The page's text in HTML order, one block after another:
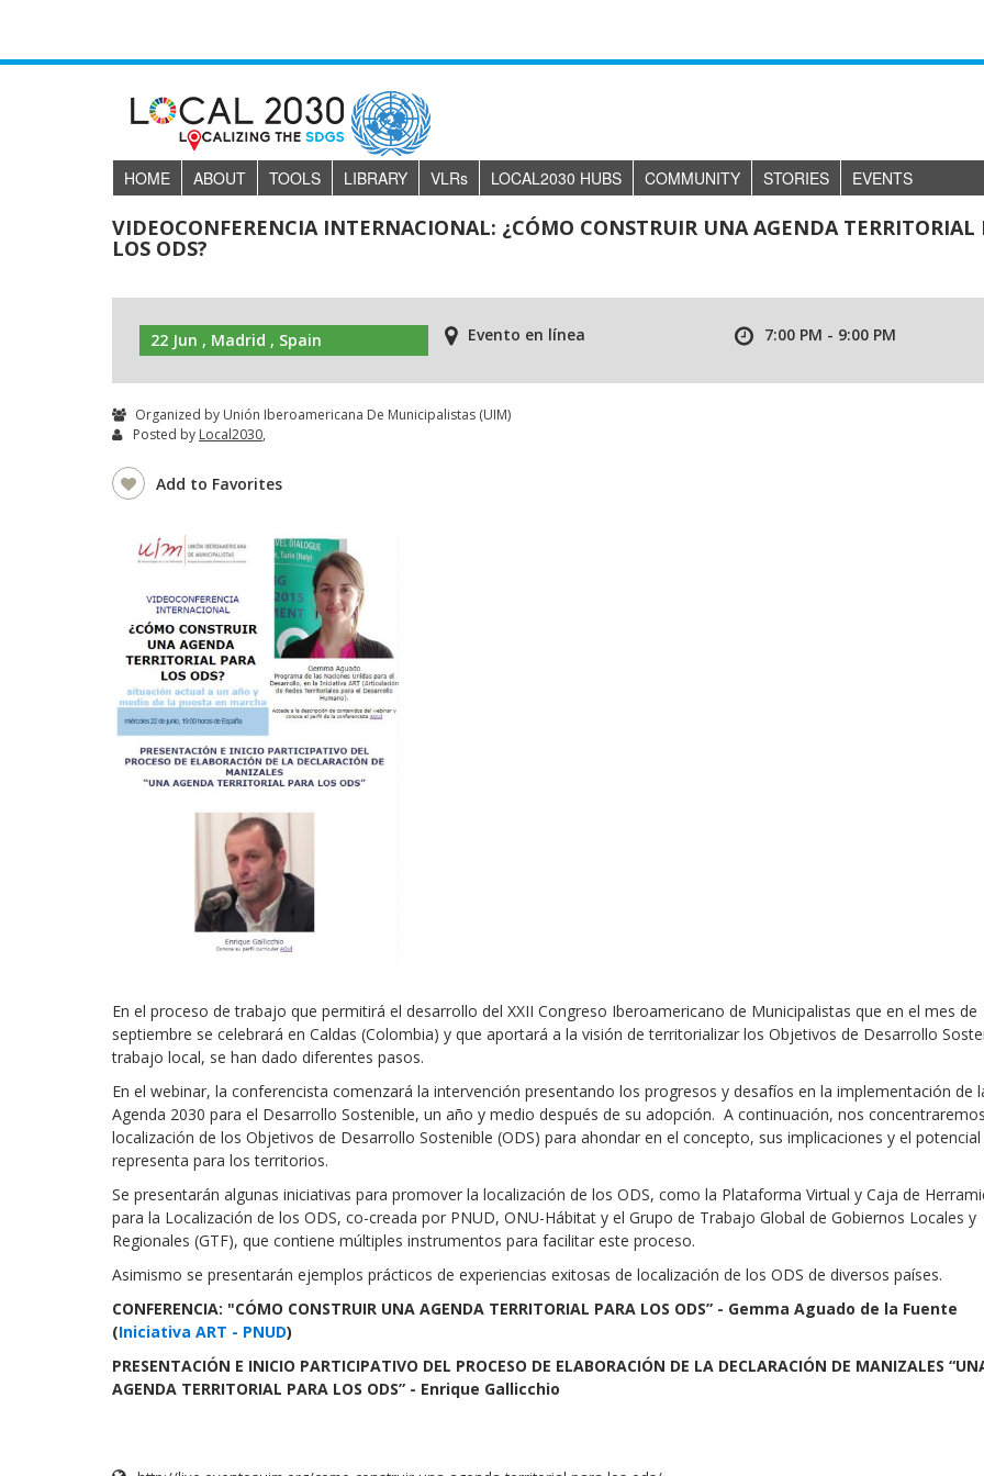
HOME ABOUT TOOLS LIBRARY VLRs LOCAL2030 HUBS COMMUNITY STORIES EVENTS
VIDEOCONFERENCIA INTERNACIONAL: ¿CÓMO CONSTRUIR UNA AGENDA TERRITORIAL
LOS ODS?
22 Jun , Madrid , Spain Evento en línea 7:00 PM - 9:00 PM
Organized by Unión Iberoamericana De Municipalistas (UIM)
Posted by Local2030,
Add to Favorites
En el proceso de trabajo que permitirá el desarrollo del XXII Congreso Iberoamericano de Municipalistas que en el mes de
septiembre se celebrará en Caldas (Colombia) y que aportará a la visión de territorializar los Objetivos de Desarrollo
trabajo local, se han dado diferentes pasos.
En el webinar, la conferencista comenzará la intervención presentando los progresos y desafíos en la implementación de
Agenda 2030 para el Desarrollo Sostenible, un año y medio después de su adopción. A continuación, nos
localización de los Objetivos de Desarrollo Sostenible (ODS) para ahondar en el concepto, sus implicaciones y el potencial
representa para los territorios.
Se presentarán algunas iniciativas para promover la localización de los ODS, como la Plataforma Virtual y Caja de
para la Localización de los ODS, co-creada por PNUD, ONU-Hábitat y el Grupo de Trabajo Global de Gobiernos Locales y
Regionales (GTF), que contiene múltiples instrumentos para facilitar este proceso.
Asimismo se presentarán ejemplos prácticos de experiencias exitosas de localización de los ODS de diversos países.
CONFERENCIA: "CÓMO CONSTRUIR UNA AGENDA TERRITORIAL PARA LOS ODS” - Gemma Aguado de la Fuente
(Iniciativa ART - PNUD)
PRESENTACIÓN E INICIO PARTICIPATIVO DEL PROCESO DE ELABORACIÓN DE LA DECLARACIÓN DE MANIZALES
AGENDA TERRITORIAL PARA LOS ODS” - Enrique Gallicchio
Sevilla Platform for
to Boost Local Finance
Local2030